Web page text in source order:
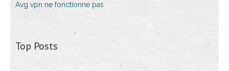
Avg vpn ne fonctionne pas
Top Posts